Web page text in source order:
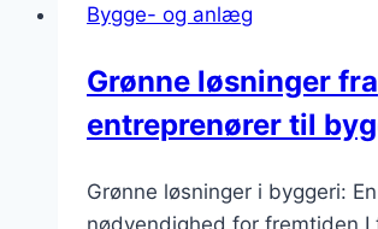
Bygge- og anlæg
Grønne løsninger fra
entreprenører til
Grønne løsninger i byggeri: En
nødvendighed for fremtiden I